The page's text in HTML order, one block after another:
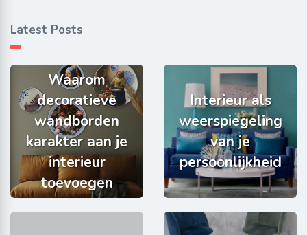
Latest Posts
Waarom
decoratieve
wandborden
karakter aan je
interieur
toevoegen
Interieur als
weerspiegeling
van je
persoonlijkheid